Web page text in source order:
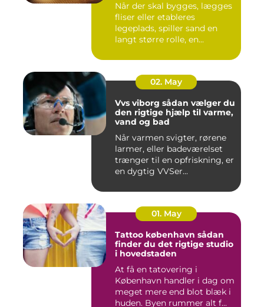
Når der skal bygges, lægges
fliser eller etableres
legeplads, spiller sand en
langt større rolle, en...
02. May
Vvs viborg sådan vælger du
den rigtige hjælp til varme,
vand og bad
Når varmen svigter, rørene
larmer, eller badeværelset
trænger til en opfriskning, er
en dygtig VVSer...
01. May
Tattoo københavn sådan
finder du det rigtige studio
i hovedstaden
At få en tatovering i
København handler i dag om
meget mere end blot blæk i
huden. Byen rummer alt f...